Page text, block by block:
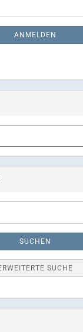
ANMELDEN
SUCHEN
SUCHE